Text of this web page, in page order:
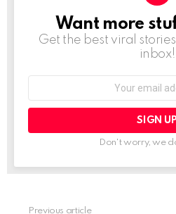
NEWSLETTER
Want more
Get the best viral
inbox!
Don't worry, we
Previous article